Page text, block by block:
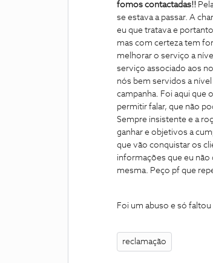
fomos contactadas!!
se estava a passar. A
eu que tratava e
mas com certeza tem
melhorar o serviço a
serviço associado aos
nós bem servidos a
campanha. Foi aqui que
permitir falar, que não
Sempre insistente e a
ganhar e objetivos a
que vão conquistar os
informações que eu não
mesma. Peço pf que
Foi um abuso e só faltou
reclamação